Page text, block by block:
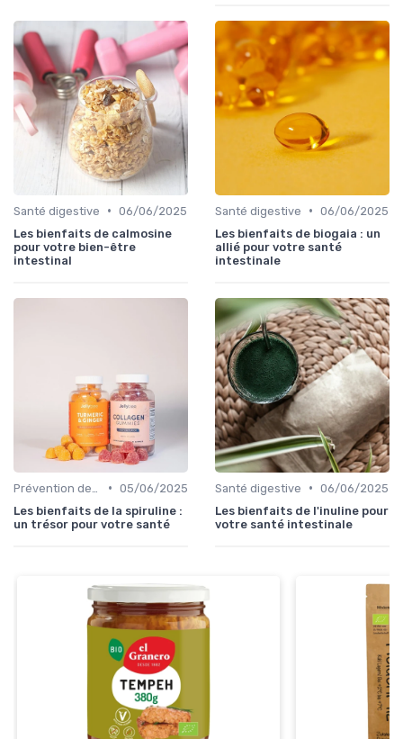
Santé digestive • 06/06/2025
Les bienfaits de calmosine
pour votre bien-être
intestinal
Santé digestive • 06/06/2025
Les bienfaits de biogaia : un
allié pour votre santé
intestinale
• 05/06/2025
Les bienfaits de la spiruline :
un trésor pour votre santé
Santé digestive • 06/06/2025
Les bienfaits de l'inuline pour
votre santé intestinale